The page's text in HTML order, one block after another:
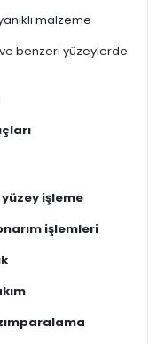
malzeme
benzeri yüzeylerde
işleme
işlemleri